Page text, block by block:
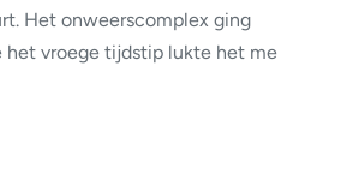
Het onweerscomplex ging
het vroege tijdstip lukte het me